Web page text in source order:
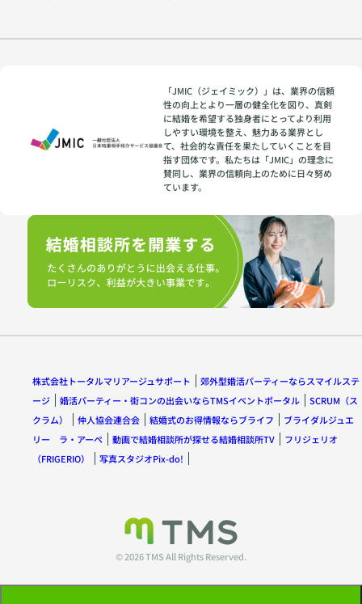
「JMIC（ジェイミック）」は、業界の信頼
性の向上とより一層の健全化を図り、真剣
に結婚を希望する独身者にとってより利用
しやすい環境を整え、魅力ある業界とし
て、社会的な責任を果たしていくことを目
指す団体です。私たちは「JMIC」の理念に
賛同し、業界の信頼向上のために日々努め
ています。
株式会社トータルマリアージュサポート
郊外型婚活パーティーならスマイルステ
ージ
婚活パーティー・街コンの出会いならTMSイベントポータル
SCRUM（ス
クラム）
仲人協会連合会 結婚式のお得情報ならブライフ
ブライダルジュエ
リー ラ・アーペ
動画で結婚相談所が探せる結婚相談所TV
フリジェリオ
（FRIGERIO）
写真スタジオPix-do!
© 2026 TMS All Rights Reserved.